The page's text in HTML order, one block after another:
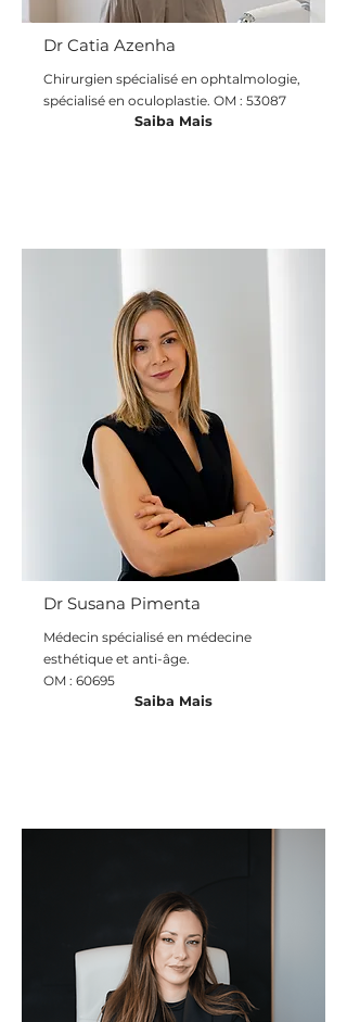
Dr Catia Azenha
Chirurgien spécialisé en ophtalmologie,
spécialisé en oculoplastie. OM : 53087
Saiba Mais
Dr Susana Pimenta
Médecin spécialisé en médecine
esthétique et anti-âge.
OM : 60695
Saiba Mais